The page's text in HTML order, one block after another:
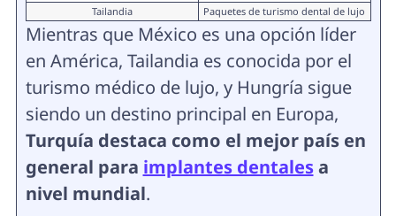
Tailandia
Paquetes de turismo dental de lujo
Mientras que México es una opción líder
en América, Tailandia es conocida por el
turismo médico de lujo, y Hungría sigue
siendo un destino principal en Europa,
Turquía destaca como el mejor país en
general para implantes dentalesa
nivel mundial.